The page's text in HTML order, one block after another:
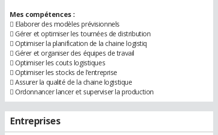
Mes compétences :
 Elaborer des modèles prévisionnels
 Gérer et optimiser les tournées de distribution
 Optimiser la planification de la chaine logistiq
 Gérer et organiser des équipes de travail
 Optimiser les couts logistiques
 Optimiser les stocks de l’entreprise
 Assurer la qualité de la chaine logistique
 Ordonnancer lancer et superviser la production
Entreprises